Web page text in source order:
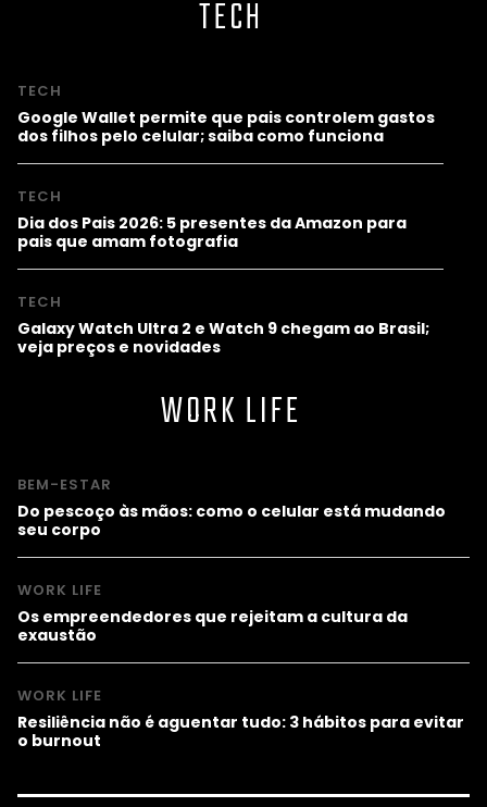
TECH
TECH
Google Wallet permite que pais controlem gastos
dos filhos pelo celular; saiba como funciona
TECH
Dia dos Pais 2026: 5 presentes da Amazon para
pais que amam fotografia
TECH
Galaxy Watch Ultra 2 e Watch 9 chegam ao Brasil;
veja preços e novidades
WORK LIFE
BEM-ESTAR
Do pescoço às mãos: como o celular está mudando
seu corpo
WORK LIFE
Os empreendedores que rejeitam a cultura da
exaustão
WORK LIFE
Resiliência não é aguentar tudo: 3 hábitos para evitar
o burnout